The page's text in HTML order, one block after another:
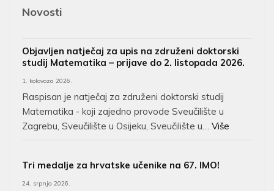
Novosti
Objavljen natječaj za upis na združeni doktorski
studij Matematika – prijave do 2. listopada 2026.
1. kolovoza 2026.
Raspisan je natječaj za združeni doktorski studij
Matematika - koji zajedno provode Sveučilište u
Zagrebu, Sveučilište u Osijeku, Sveučilište u… Više
Tri medalje za hrvatske učenike na 67. IMO!
24. srpnja 2026.